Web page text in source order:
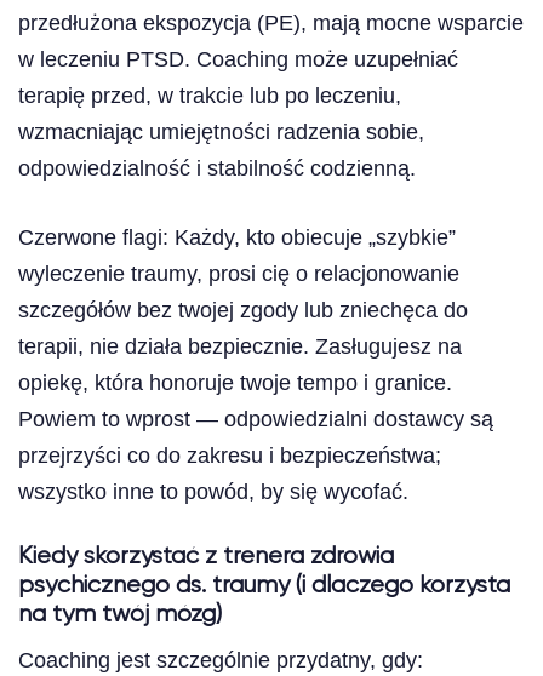
przedłużona ekspozycja (PE), mają mocne wsparcie
w leczeniu PTSD. Coaching może uzupełniać
terapię przed, w trakcie lub po leczeniu,
wzmacniając umiejętności radzenia sobie,
odpowiedzialność i stabilność codzienną.
Czerwone flagi: Każdy, kto obiecuje „szybkie”
wyleczenie traumy, prosi cię o relacjonowanie
szczegółów bez twojej zgody lub zniechęca do
terapii, nie działa bezpiecznie. Zasługujesz na
opiekę, która honoruje twoje tempo i granice.
Powiem to wprost — odpowiedzialni dostawcy są
przejrzyści co do zakresu i bezpieczeństwa;
wszystko inne to powód, by się wycofać.
Kiedy skorzystać z trenera zdrowia
psychicznego ds. traumy (i dlaczego korzysta
na tym twój mózg)
Coaching jest szczególnie przydatny, gdy: